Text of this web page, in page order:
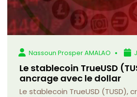
Nassoun Prosper AMALAO
Le stablecoin TrueUSD
ancrage avec le dollar
Le stablecoin TrueUSD (TUSD),